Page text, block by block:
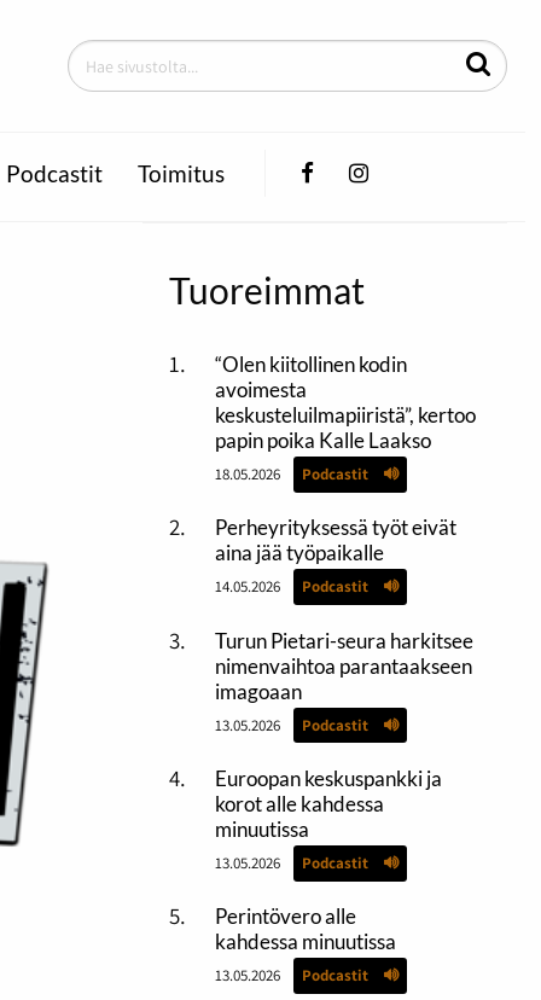
Podcastit Toimitus FacebookInstagram
Tuoreimmat
“Olen kiitollinen kodin
avoimesta
keskusteluilmapiiristä”, kertoo
papin poika Kalle Laakso
18.05.2026 Podcastit
Perheyrityksessä työt eivät
aina jää työpaikalle
14.05.2026 Podcastit
Turun Pietari-seura harkitsee
nimenvaihtoa parantaakseen
imagoaan
13.05.2026 Podcastit
Euroopan keskuspankki ja
korot alle kahdessa
minuutissa
13.05.2026 Podcastit
Perintövero alle
kahdessa minuutissa
13.05.2026 Podcastit